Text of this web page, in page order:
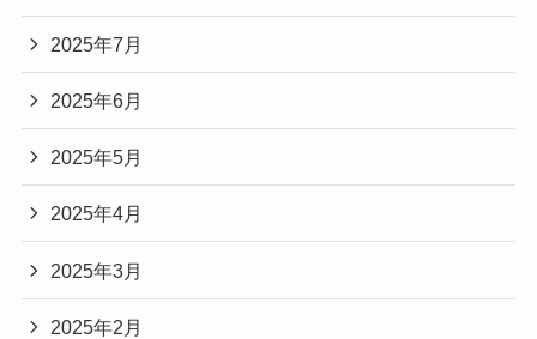
2025年7月
2025年6月
2025年5月
2025年4月
2025年3月
2025年2月